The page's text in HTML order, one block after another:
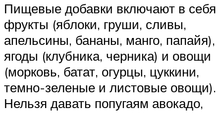
Пищевые добавки включают в себя
фрукты (яблоки, груши, сливы,
апельсины, бананы, манго, папайя),
ягоды (клубника, черника) и овощи
(морковь, батат, огурцы, цуккини,
темно-зеленые и листовые овощи).
Нельзя давать попугаям авокадо,